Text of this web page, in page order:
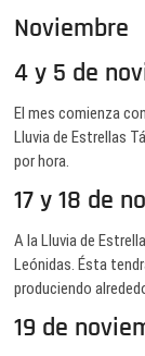
Noviembre
4 y 5 de
El mes comienza
Lluvia de Estrellas
por hora.
17 y 18 de
A la Lluvia de
Leónidas. Ésta
produciendo
19 de